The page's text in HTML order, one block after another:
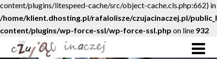
content/plugins/litespeed-cache/src/object-cache.cls.php:662) in
/home/klient.dhosting.pl/rafalolisze/czujacinaczej.pl/
content/plugins/wp-force-ssl/wp-force-ssl.php on line 932